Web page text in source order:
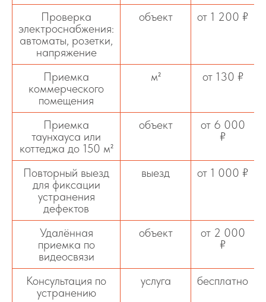
Проверка
электроснабжения:
автоматы, розетки,
напряжение
объект от 1 200 ₽
Приемка
коммерческого
помещения
м² от 130 ₽
Приемка
таунхауса или
коттеджа до 150 м²
объект
от 6 000
₽
Повторный выезд
для фиксации
устранения
дефектов
выезд от 1 000 ₽
Удалённая
приемка по
видеосвязи
объект
от 2 000
₽
Консультация по
устранению
услуга бесплатно